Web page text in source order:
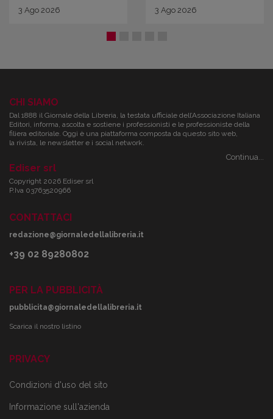
3 Ago 2026 3 Ago 2026
CHI SIAMO
Dal 1888 il Giornale della Libreria, la testata ufficiale dell’Associazione Italiana
Editori, informa, ascolta e sostiene i professionisti e le professioniste della
filiera editoriale. Oggi è una piattaforma composta da questo sito web,
la rivista, le newsletter e i social network.
Continua...
Ediser srl
Copyright 2026 Ediser srl
P.Iva 03763520966
CONTATTACI
redazione@giornaledellalibreria.it
+39 02 89280802
PER LA PUBBLICITÀ
pubblicita@giornaledellalibreria.it
Scarica il nostro listino
PRIVACY
Condizioni d'uso del sito
Informazione sull'azienda